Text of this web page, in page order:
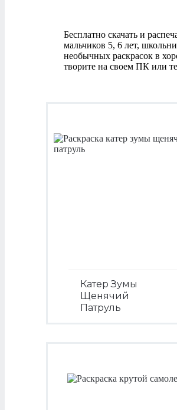
Бесплатно скачать и
мальчиков 5, 6 лет,
необычных раскрасок в
творите на своем ПК или
Катер Зумы
Щенячий
Патруль